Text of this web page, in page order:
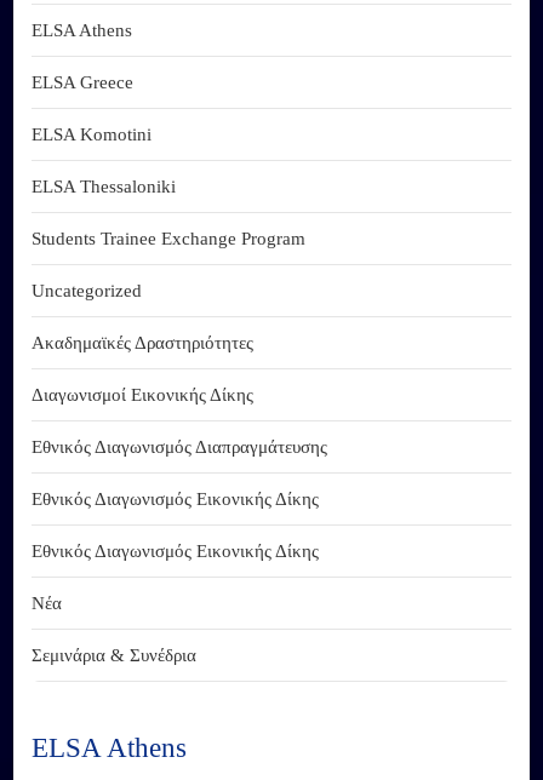
ELSA Athens
ELSA Greece
ELSA Komotini
ELSA Thessaloniki
Students Trainee Exchange Program
Uncategorized
Ακαδημαϊκές Δραστηριότητες
Διαγωνισμοί Εικονικής Δίκης
Εθνικός Διαγωνισμός Διαπραγμάτευσης
Εθνικός Διαγωνισμός Εικονικής Δίκης
Εθνικός Διαγωνισμός Εικονικής Δίκης
Νέα
Σεμινάρια & Συνέδρια
ELSA Athens